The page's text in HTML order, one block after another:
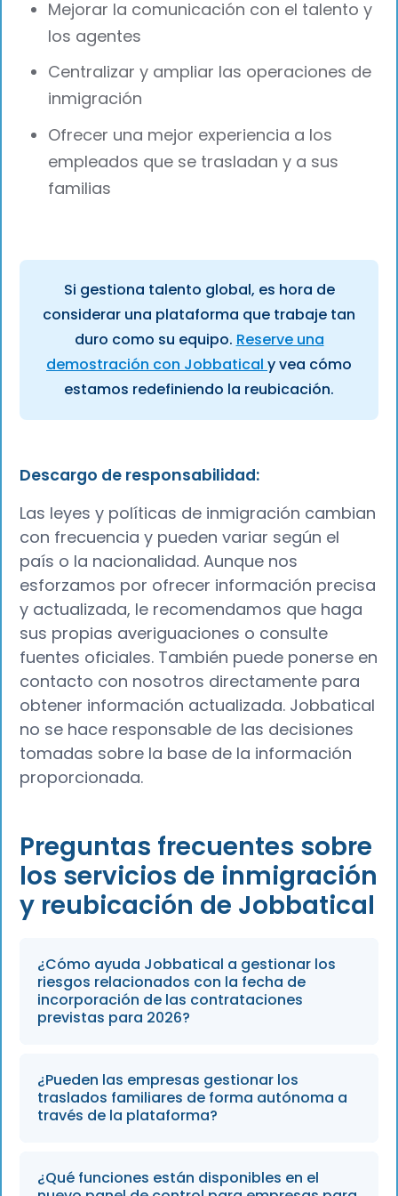
Mejorar la comunicación con el talento y
los agentes
Centralizar y ampliar las operaciones de
inmigración
Ofrecer una mejor experiencia a los
empleados que se trasladan y a sus
familias
Si gestiona talento global, es hora de
considerar una plataforma que trabaje tan
duro como su equipo. Reserve una
demostración con Jobbatical y vea cómo
estamos redefiniendo la reubicación.
Descargo de responsabilidad:
Las leyes y políticas de inmigración cambian
con frecuencia y pueden variar según el
país o la nacionalidad. Aunque nos
esforzamos por ofrecer información precisa
y actualizada, le recomendamos que haga
sus propias averiguaciones o consulte
fuentes oficiales. También puede ponerse en
contacto con nosotros directamente para
obtener información actualizada. Jobbatical
no se hace responsable de las decisiones
tomadas sobre la base de la información
proporcionada.
Preguntas frecuentes sobre
los servicios de inmigración
y reubicación de Jobbatical
¿Cómo ayuda Jobbatical a gestionar los
riesgos relacionados con la fecha de
incorporación de las contrataciones
previstas para 2026?
La plataforma utiliza un sistema inteligente de
detección de riesgos para señalar posibles
retrasos en las fechas de inicio previstas para
mediante alertas en tiempo real y
¿Pueden las empresas gestionar los
traslados familiares de forma autónoma a
través de la plataforma?
Sí, la plataforma permite la tramitación
¿Qué funciones están disponibles en el